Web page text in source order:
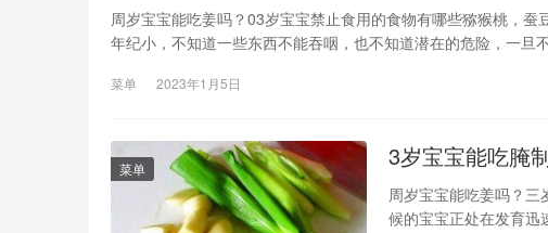
周岁宝宝能吃姜吗？03岁宝宝禁止食用的食物有哪些猕猴桃，
年纪小，不知道一些东西不能吞咽，也不知道潜在的危险，一
或煮
菜单 2023年1月5日
菜单 3岁宝宝能吃腌
周岁宝宝能吃姜吗？
候的宝宝正处在发育迅